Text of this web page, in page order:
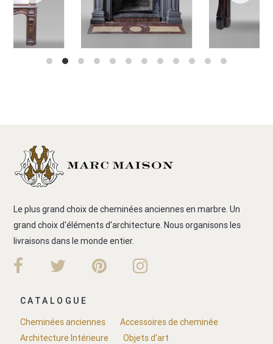
Le plus grand choix de cheminées anciennes en marbre. Un
grand choix d'éléments d'architecture. Nous organisons les
livraisons dans le monde entier.
CATALOGUE
Cheminées anciennes
Accessoires de cheminée
Architecture Intérieure
Objets d'art